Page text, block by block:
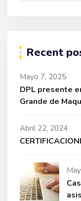
Recent
Mayo 7, 2025
DPL presente
Grande de
Abril 22, 2024